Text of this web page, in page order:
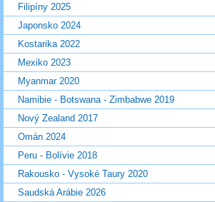
Filipíny 2025
Japonsko 2024
Kostarika 2022
Mexiko 2023
Myanmar 2020
Namibie - Botswana - Zimbabwe 2019
Nový Zealand 2017
Omán 2024
Peru - Bolívie 2018
Rakousko - Vysoké Taury 2020
Saudská Arábie 2026